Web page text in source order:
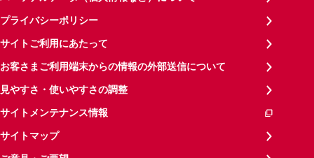
プライバシーポリシー
サイトご利用にあたって
お客さまご利用端末からの情報の外部送信について
見やすさ・使いやすさの調整
サイトメンテナンス情報
サイトマップ